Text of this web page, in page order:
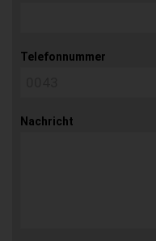
Telefonnummer
Nachricht